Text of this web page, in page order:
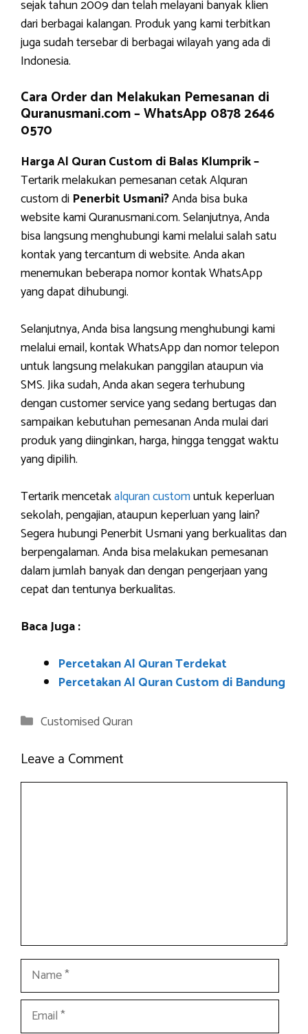
sejak tahun 2009 dan telah melayani banyak klien
dari berbagai kalangan. Produk yang kami terbitkan
juga sudah tersebar di berbagai wilayah yang ada di
Indonesia.
Cara Order dan Melakukan Pemesanan di
Quranusmani.com –WhatsApp 0878 2646
0570
Harga Al Quran Custom di Balas Klumprik –
Tertarik melakukan pemesanan cetak Alquran
custom di Penerbit Usmani?Anda bisa buka
website kami Quranusmani.com. Selanjutnya, Anda
bisa langsung menghubungi kami melalui salah satu
kontak yang tercantum di website. Anda akan
menemukan beberapa nomor kontak WhatsApp
yang dapat dihubungi.
Selanjutnya, Anda bisa langsung menghubungi kami
melalui email, kontak WhatsApp dan nomor telepon
untuk langsung melakukan panggilan ataupun via
SMS. Jika sudah, Anda akan segera terhubung
dengan customer service yang sedang bertugas dan
sampaikan kebutuhan pemesanan Anda mulai dari
produk yang diinginkan, harga, hingga tenggat waktu
yang dipilih.
Tertarik mencetakalquran customuntuk keperluan
sekolah, pengajian, ataupun keperluan yang lain?
Segera hubungi Penerbit Usmani yang berkualitas dan
berpengalaman. Anda bisa melakukan pemesanan
dalam jumlah banyak dan dengan pengerjaan yang
cepat dan tentunya berkualitas.
Baca Juga :
Percetakan Al Quran Terdekat
Percetakan Al Quran Custom di Bandung
Categories
Customised Quran
Leave a Comment
Name
Email